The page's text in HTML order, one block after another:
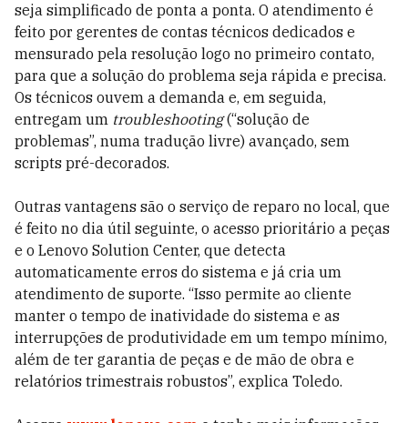
seja simplificado de ponta a ponta. O atendimento é
feito por gerentes de contas técnicos dedicados e
mensurado pela resolução logo no primeiro contato,
para que a solução do problema seja rápida e precisa.
Os técnicos ouvem a demanda e, em seguida,
entregam um troubleshooting(“solução de
problemas”, numa tradução livre) avançado, sem
scripts pré-decorados.
Outras vantagens são o serviço de reparo no local, que
é feito no dia útil seguinte, o acesso prioritário a peças
e o Lenovo Solution Center, que detecta
automaticamente erros do sistema e já cria um
atendimento de suporte. “Isso permite ao cliente
manter o tempo de inatividade do sistema e as
interrupções de produtividade em um tempo mínimo,
além de ter garantia de peças e de mão de obra e
relatórios trimestrais robustos”, explica Toledo.